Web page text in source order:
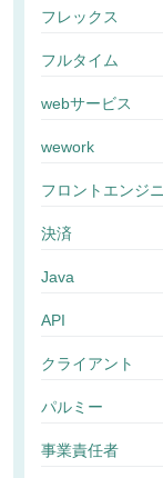
フレックス
フルタイム
webサービス
wework
フロントエンジ
決済
Java
API
クライアント
パルミー
事業責任者